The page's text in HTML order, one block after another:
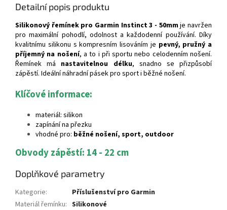
Detailní popis produktu
Silikonový řemínek pro Garmin Instinct 3 - 50mmje navržen
pro maximální pohodlí, odolnost a každodenní používání. Díky
kvalitnímu silikonu s kompresním lisováním je pevný, pružný a
příjemný na nošení, a to i při sportu nebo celodenním nošení.
Řemínek má nastavitelnou délku, snadno se přizpůsobí
zápěstí. Ideální náhradní pásek pro sport i běžné nošení.
Klíčové informace:
materiál: silikon
zapínání na přezku
vhodné pro: běžné nošení, sport, outdoor
Obvody zápěstí: 14 - 22 cm
Doplňkové parametry
Kategorie:
Příslušenství pro Garmin
Materiál řemínku: Silikonové